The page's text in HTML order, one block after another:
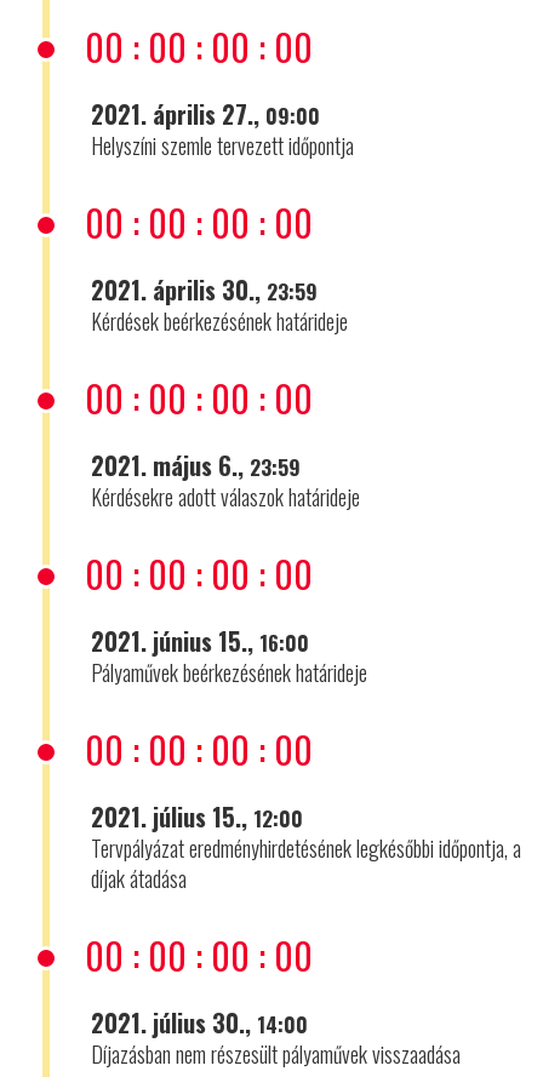
00 : 00 : 00 : 00
2021. április 27., 09:00
Helyszíni szemle tervezett időpontja
00 : 00 : 00 : 00
2021. április 30., 23:59
Kérdések beérkezésének határideje
00 : 00 : 00 : 00
2021. május 6., 23:59
Kérdésekre adott válaszok határideje
00 : 00 : 00 : 00
2021. június 15., 16:00
Pályaművek beérkezésének határideje
00 : 00 : 00 : 00
2021. július 15., 12:00
Tervpályázat eredményhirdetésének legkésőbbi időpontja, a
díjak átadása
00 : 00 : 00 : 00
2021. július 30., 14:00
Díjazásban nem részesült pályaművek visszaadása